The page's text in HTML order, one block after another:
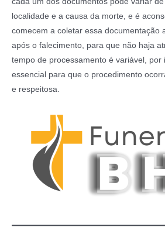
localidade e a causa da morte, e é
comecem a coletar essa documentação
após o falecimento, para que não haja
tempo de processamento é variável, por
essencial para que o procedimento
e respeitosa.